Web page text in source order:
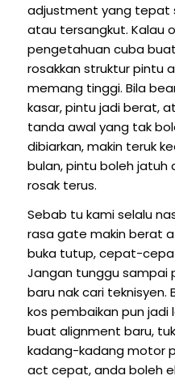
adjustment yang tepat
atau tersangkut. Kalau
pengetahuan cuba
rosakkan struktur pintu
memang tinggi. Bila
kasar, pintu jadi berat,
tanda awal yang tak
dibiarkan, makin teruk
bulan, pintu boleh
rosak terus.
Sebab tu kami selalu
rasa gate makin berat
buka tutup, cepat-
Jangan tunggu sampai
baru nak cari teknisyen.
kos pembaikan pun
buat alignment baru,
kadang-kadang motor
act cepat, anda boleh